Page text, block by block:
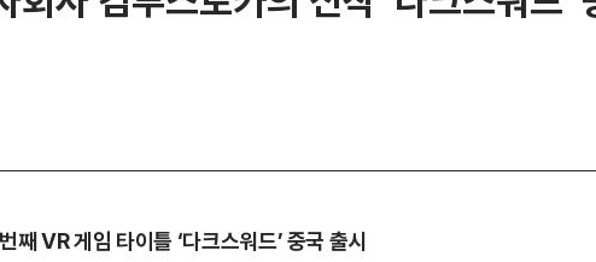
VR 게임 타이틀 ‘다크스워드’ 중국 출시